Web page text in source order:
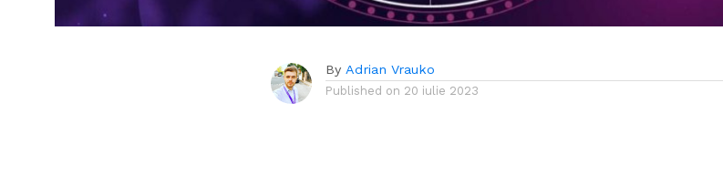
By Adrian Vrauko
Published on 20 iulie 2023